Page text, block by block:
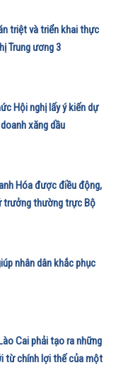
triệt và triển khai thực
Trung ương 3
Hội nghị lấy ý kiến dự
xăng dầu
Hóa được điều động,
trưởng thường trực Bộ
nhân dân khắc phục
Cai phải tạo ra những
từ chính lợi thế của một